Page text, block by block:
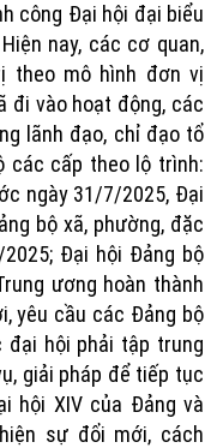
công Đại hội đại biểu
nay, các cơ quan,
theo mô hình đơn vị
đi vào hoạt động, các
lãnh đạo, chỉ đạo tổ
các cấp theo lộ trình:
ngày 31/7/2025, Đại
bộ xã, phường, đặc
Đại hội Đảng bộ
ương hoàn thành
yêu cầu các Đảng bộ
đại hội phải tập trung
giải pháp để tiếp tục
hội XIV của Đảng và
sự đổi mới, cách